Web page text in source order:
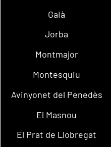
Gaià
Jorba
Montmajor
Montesquiu
Avinyonet del Penedès
El Masnou
El Prat de Llobregat